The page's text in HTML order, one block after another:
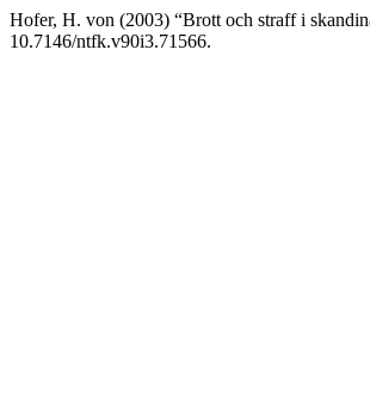
Hofer, H. von (2003) “Brott och straff i
10.7146/ntfk.v90i3.71566.